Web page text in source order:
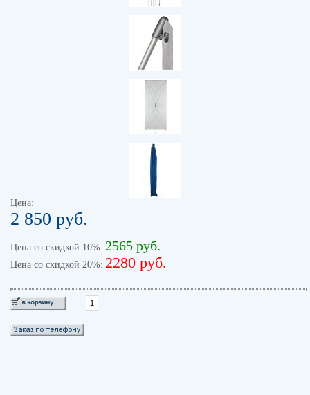
Цена:
2 850 руб.
Цена со скидкой 10%: 2565 руб.
Цена со скидкой 20%: 2280 руб.